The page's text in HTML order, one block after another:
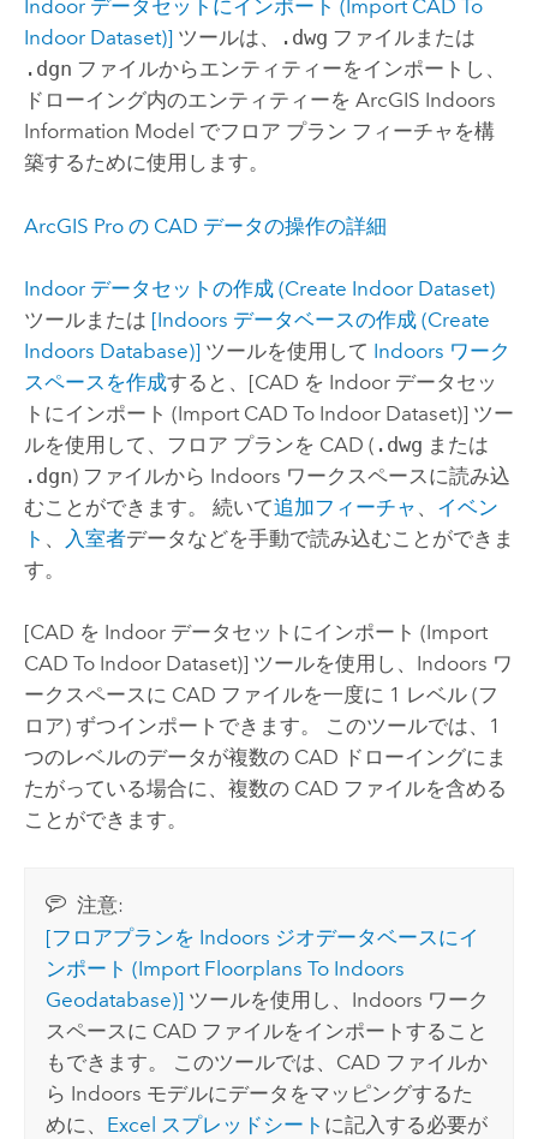
Indoor データセットにインポート (Import CAD To
Indoor Dataset)]ツールは、 .dwg ファイルまたは
.dgn ファイルからエンティティーをインポートし、
ドローイング内のエンティティーを ArcGIS Indoors
Information Model でフロア プラン フィーチャを構
築するために使用します。
ArcGIS Proの CAD データの操作の詳細
Indoor データセットの作成 (Create Indoor Dataset)
ツールまたは [Indoors データベースの作成 (Create
Indoors Database)]ツールを使用して Indoors ワーク
スペースを作成すると、 [CAD を Indoor データセッ
トにインポート (Import CAD To Indoor Dataset)] ツー
ルを使用して、フロア プランを CAD ( .dwg または
.dgn) ファイルから Indoors ワークスペースに読み込
むことができます。 続いて追加フィーチャ 、 イベン
ト 、 入室者データなどを手動で読み込むことができま
す。
[CAD を Indoor データセットにインポート (Import
CAD To Indoor Dataset)] ツールを使用し、 Indoors ワ
ークスペースに CAD ファイルを一度に 1 レベル (フ
ロア) ずつインポートできます。 このツールでは、1
つのレベルのデータが複数の CAD ドローイングにま
たがっている場合に、複数の CAD ファイルを含める
ことができます。
注意:
[フロアプランを Indoors ジオデータベースにイ
ンポート (Import Floorplans To Indoors
Geodatabase)] ツールを使用し、 Indoors ワーク
スペースに CAD ファイルをインポートすること
もできます。 このツールでは、CAD ファイルか
ら Indoors モデルにデータをマッピングするた
めに、 Excel スプレッドシート に記入する必要が